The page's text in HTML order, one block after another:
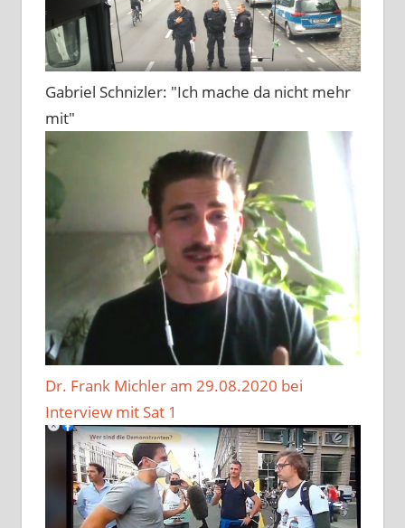
Gabriel Schnizler: "Ich mache da nicht mehr
mit"
Dr. Frank Michler am 29.08.2020 bei
Interview mit Sat 1